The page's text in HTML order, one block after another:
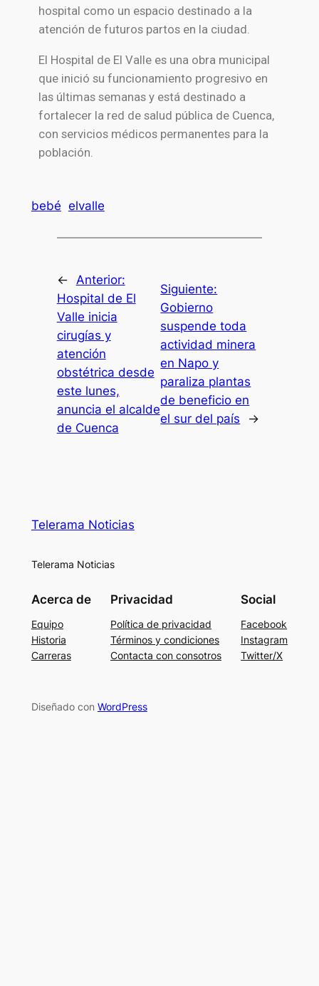
hospital como un espacio destinado a la
atención de futuros partos en la ciudad.
El Hospital de El Valle es una obra municipal
que inició su funcionamiento progresivo en
las últimas semanas y está destinado a
fortalecer la red de salud pública de Cuenca,
con servicios médicos permanentes para la
población.
bebé elvalle
←
Anterior:
Hospital de El
Valle inicia
cirugías y
atención
obstétrica desde
este lunes,
anuncia el alcalde
de Cuenca
Siguiente:
Gobierno
suspende toda
actividad minera
en Napo y
paraliza plantas
de beneficio en
el sur del país
→
Telerama Noticias
Telerama Noticias
Acerca de
Equipo
Historia
Carreras
Privacidad
Política de privacidad
Términos y condiciones
Contacta con consotros
Social
Facebook
Instagram
Twitter/X
Diseñado con WordPress